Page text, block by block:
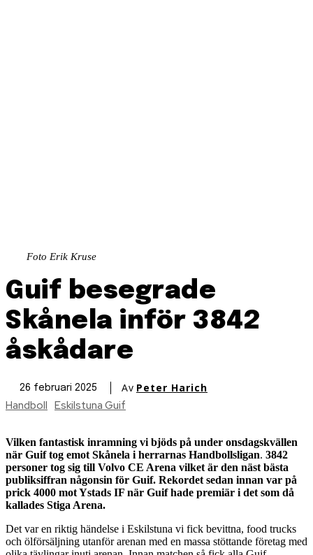
Foto Erik Kruse
Guif besegrade
Skånela inför 3842
åskådare
26 februari 2025 Av Peter Harich
Handboll Eskilstuna Guif
Vilken fantastisk inramning vi bjöds på under onsdagskvällen
när Guif tog emot Skånela i herrarnas Handbollsligan. 3842
personer tog sig till Volvo CE Arena vilket är den näst bästa
publiksiffran någonsin för Guif. Rekordet sedan innan var på
prick 4000 mot Ystads IF när Guif hade premiär i det som då
kallades Stiga Arena.
Det var en riktig händelse i Eskilstuna vi fick bevittna, food trucks
och ölförsäljning utanför arenan med en massa stöttande företag med